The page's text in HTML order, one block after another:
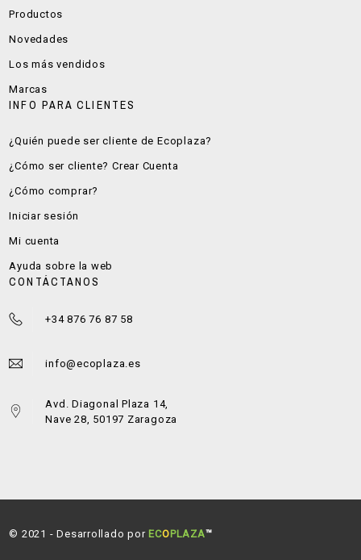
Productos
Novedades
Los más vendidos
Marcas
INFO PARA CLIENTES
¿Quién puede ser cliente de Ecoplaza?
¿Cómo ser cliente? Crear Cuenta
¿Cómo comprar?
Iniciar sesión
Mi cuenta
Ayuda sobre la web
CONTÁCTANOS
+34 876 76 87 58
info@ecoplaza.es
Avd. Diagonal Plaza 14,
Nave 28, 50197 Zaragoza
© 2021 - Desarrollado por ECOPLAZA™